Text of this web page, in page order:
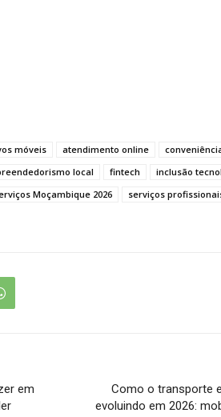
móveis atendimento online
local fintech
inclusão
Moçambique 2026
serviços
em
Como o transporte
evoluindo em 2026: